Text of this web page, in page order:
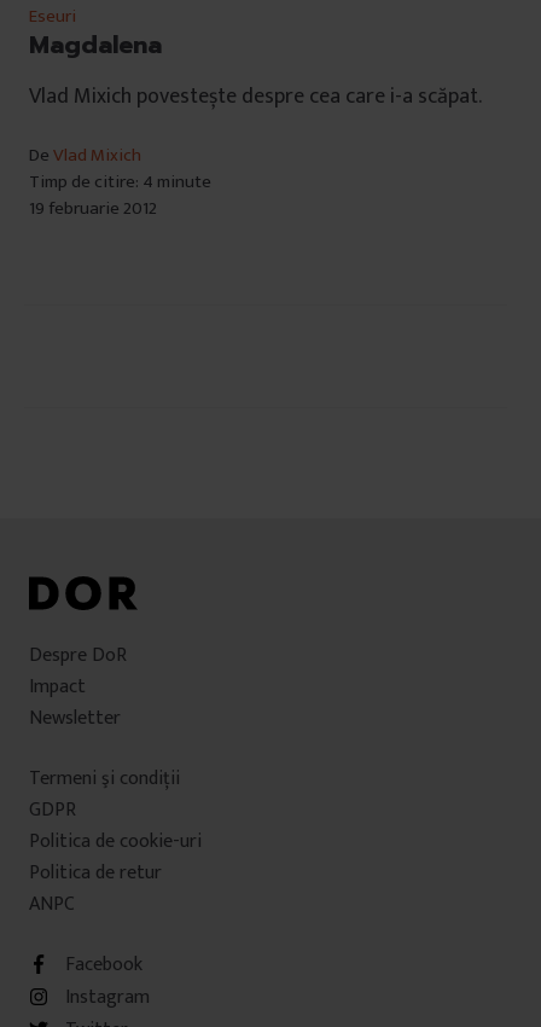
Eseuri
Magdalena
Vlad Mixich povestește despre cea care i-a scăpat.
DeVlad Mixich
Timp de citire: 4 minute
19 februarie 2012
Despre DoR
Impact
Newsletter
Termeni şi condiţii
GDPR
Politica de cookie-uri
Politica de retur
ANPC
Facebook
Instagram